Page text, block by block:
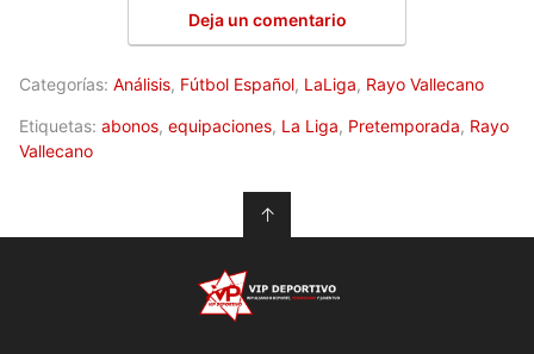
Deja un comentario
Categorías: Análisis, Fútbol Español, LaLiga, Rayo Vallecano
Etiquetas: abonos, equipaciones, La Liga, Pretemporada, Rayo
Vallecano
↑